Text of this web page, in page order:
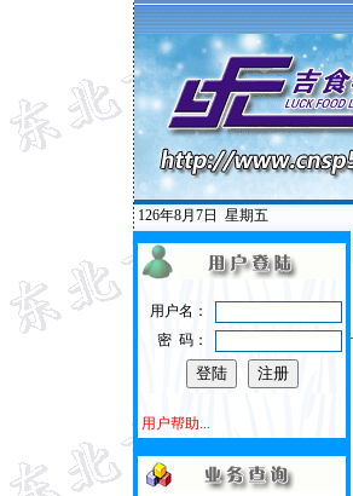
126年8月7日 星期五
用户名：
密 码：
用户帮助...